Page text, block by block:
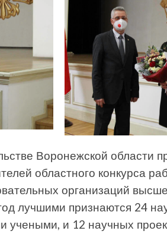
Воронежской области
областного конкурса
организаций
лучшими признаются 24
учеными, и 12 научных